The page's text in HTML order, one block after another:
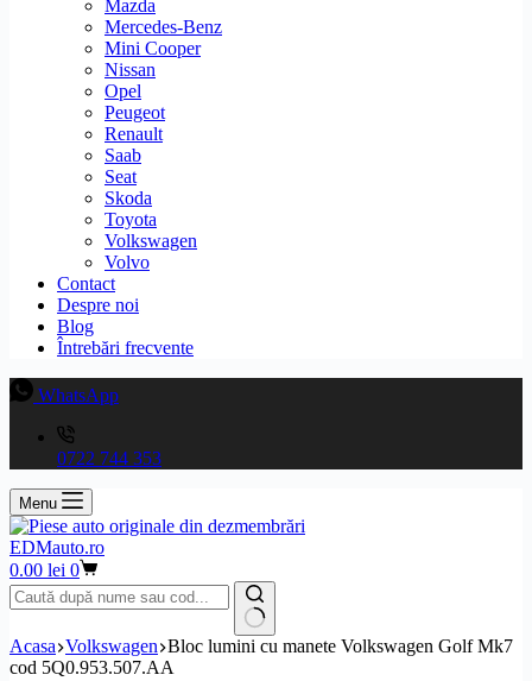
Mazda
Mercedes-Benz
Mini Cooper
Nissan
Opel
Peugeot
Renault
Saab
Seat
Skoda
Toyota
Volkswagen
Volvo
Contact
Despre noi
Blog
Întrebări frecvente
WhatsApp
0722 744 353
Menu
EDMauto.ro
Coș
de
cumpărături
0.00 lei 0
Niciun
rezultat
Acasa Volkswagen Bloc lumini cu manete Volkswagen Golf Mk7
cod 5Q0.953.507.AA